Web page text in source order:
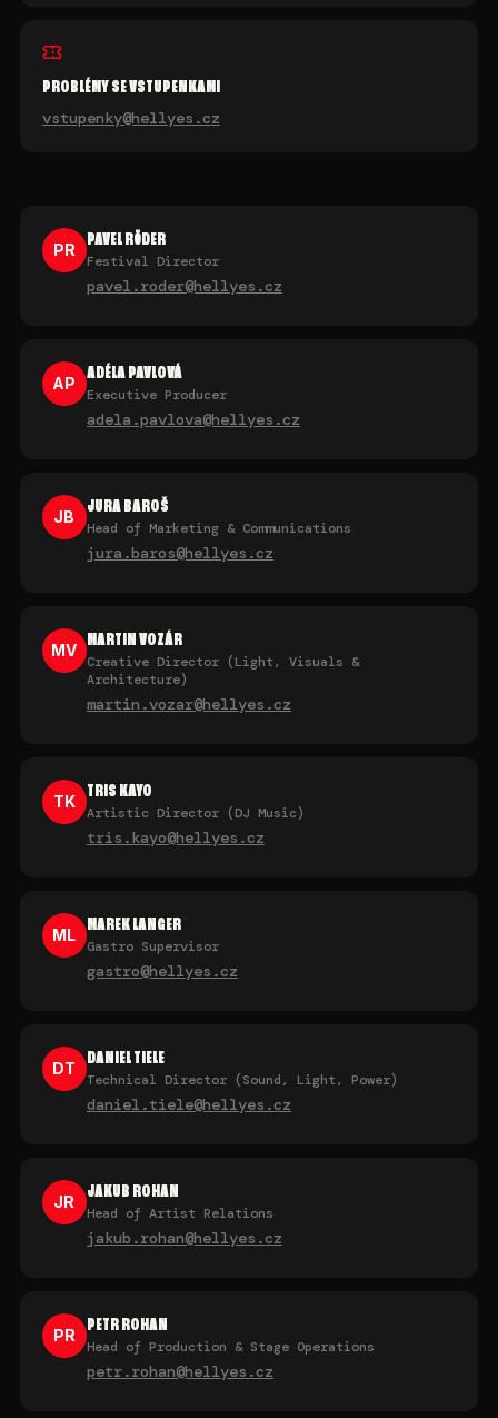
PROBLÉMY SE VSTUPENKAMI
vstupenky@hellyes.cz
PR
PAVEL RÖDER
Festival Director
pavel.roder@hellyes.cz
AP
ADÉLA PAVLOVÁ
Executive Producer
adela.pavlova@hellyes.cz
JB
JURA BAROŠ
Head of Marketing & Communications
jura.baros@hellyes.cz
MV
MARTIN VOZÁR
Creative Director (Light, Visuals &
Architecture)
martin.vozar@hellyes.cz
TK
TRIS KAYO
Artistic Director (DJ Music)
tris.kayo@hellyes.cz
ML
MAREK LANGER
Gastro Supervisor
gastro@hellyes.cz
DT
DANIEL TIELE
Technical Director (Sound, Light, Power)
daniel.tiele@hellyes.cz
JR
JAKUB ROHAN
Head of Artist Relations
jakub.rohan@hellyes.cz
PR
PETR ROHAN
Head of Production & Stage Operations
petr.rohan@hellyes.cz